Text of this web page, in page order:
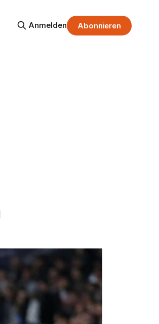
Anmelden Abonnieren